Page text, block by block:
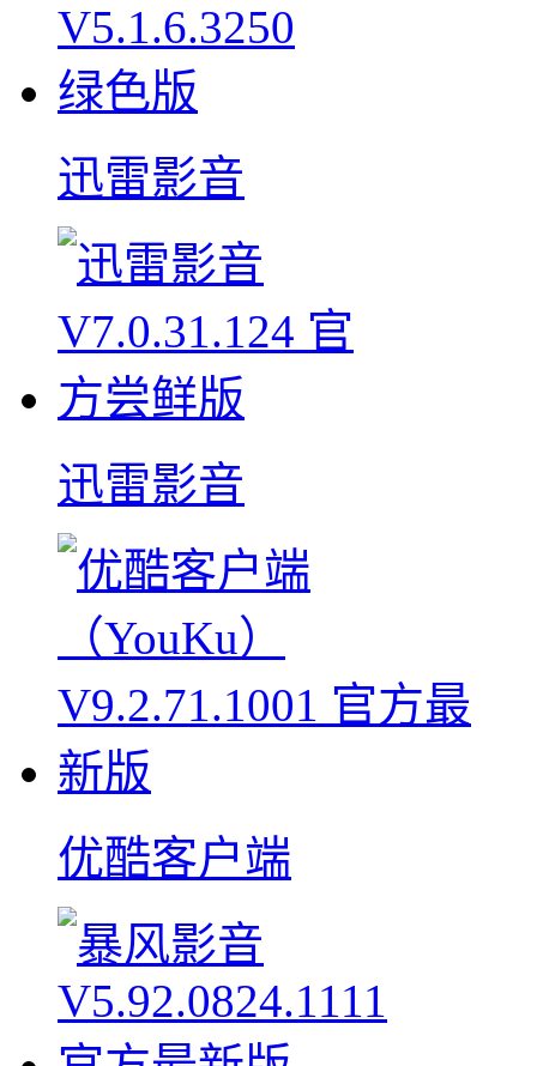
迅雷影音
迅雷影音
优酷客户端